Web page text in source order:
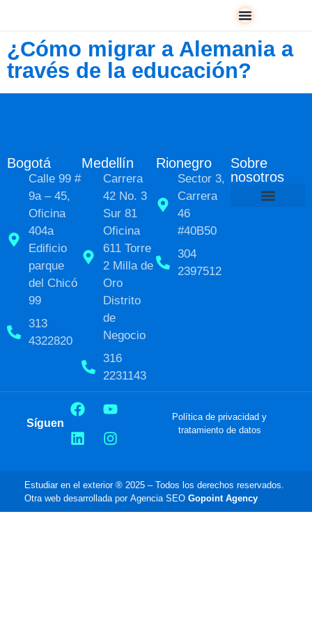
¿Cómo migrar a Alemania a
través de la educación?
Bogotá
Calle 99 #
9a – 45,
Oficina
404a
Edificio
parque
del Chicó
99
313
4322820
Medellín
Carrera
42 No. 3
Sur 81
Oficina
611 Torre
2 Milla de
Oro
Distrito
de
Negocio
316
2231143
Rionegro
Sector 3,
Carrera
46
#40B50
304
2397512
Sobre
nosotros
Síguenos:
Política de privacidad y
tratamiento de datos
Estudiar en el exterior ® 2025 – Todos los derechos reservados.
Otra web desarrollada por Agencia SEO Gopoint Agency